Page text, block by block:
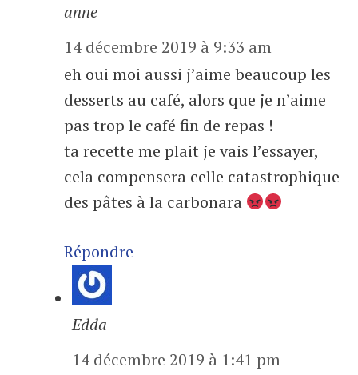
anne
14 décembre 2019 à 9:33 am
eh oui moi aussi j’aime beaucoup les
desserts au café, alors que je n’aime
pas trop le café fin de repas !
ta recette me plait je vais l’essayer,
cela compensera celle catastrophique
des pâtes à la carbonara
Répondre
Edda
14 décembre 2019 à 1:41 pm